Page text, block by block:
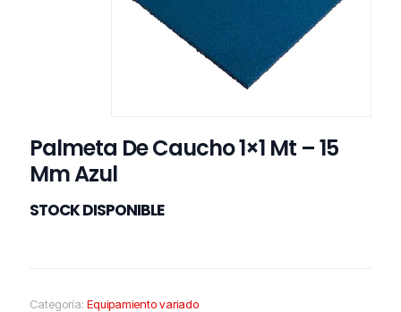
Palmeta De Caucho 1×1 Mt – 15
Mm Azul
STOCK DISPONIBLE
Categoría: Equipamiento variado